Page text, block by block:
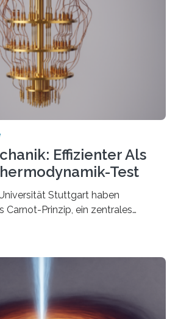
ist, weshalb die UNESCO 2025 zum
der Quantenwissenschaft und -
hat. Doch nun hat eine
um den
Effizienter Als
Test
Stuttgart haben
Carnot-Prinzip, ein zentrales
Atomen gilt, deren physikalische
Das
Science Advances veröffentlichte